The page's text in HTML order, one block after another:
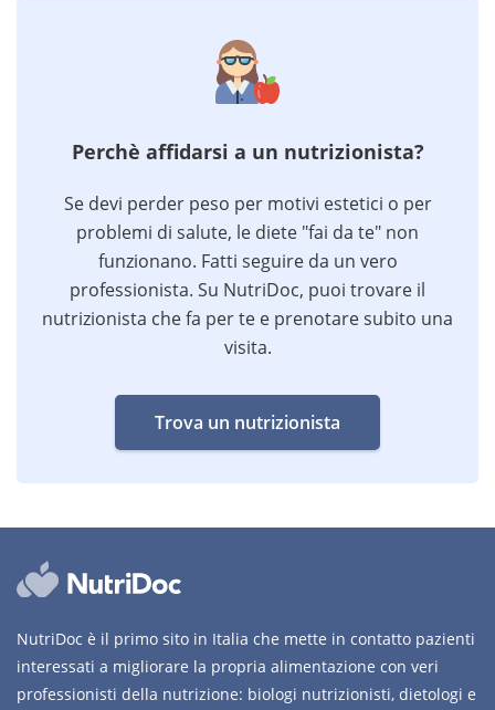
Perchè affidarsi a un nutrizionista?
Se devi perder peso per motivi estetici o per
problemi di salute, le diete "fai da te" non
funzionano. Fatti seguire da un vero
professionista. Su NutriDoc, puoi trovare il
nutrizionista che fa per te e prenotare subito una
visita.
Trova un nutrizionista
NutriDoc è il primo sito in Italia che mette in contatto pazienti
interessati a migliorare la propria alimentazione con veri
professionisti della nutrizione: biologi nutrizionisti, dietologi e